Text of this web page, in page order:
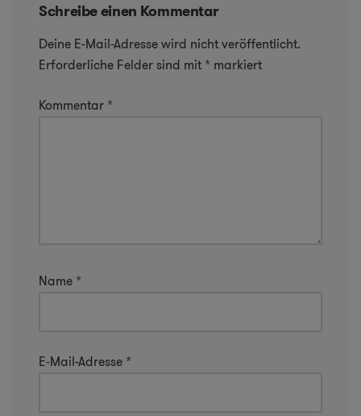
Schreibe einen Kommentar
Deine E-Mail-Adresse wird nicht veröffentlicht.
Erforderliche Felder sind mit * markiert
Kommentar *
Name *
E-Mail-Adresse *